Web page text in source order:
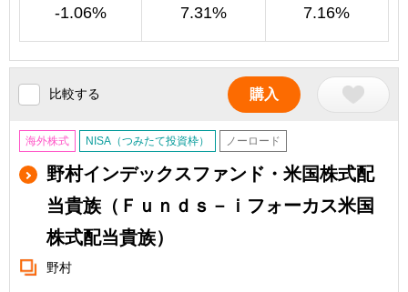
-1.06% 7.31% 7.16%
比較する 購入
海外株式 NISA（つみたて投資枠） ノーロード
野村インデックスファンド・米国株式配
当貴族（Ｆｕｎｄｓ－ｉフォーカス米国
株式配当貴族）
野村